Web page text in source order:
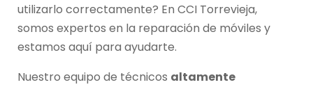
utilizarlo correctamente? En CCI Torrevieja,
somos expertos en la reparación de móviles y
estamos aquí para ayudarte.
Nuestro equipo de técnicos altamente